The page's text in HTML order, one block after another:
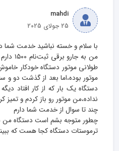
mahdi
25 جولای 2025
من به
طولانی موتور دستگاه خودکار
موتور بوده،اما بعد از گذشت دو
دستگاه یک بار که از کار افتاد
ترموستات دستگاه کجا هست که